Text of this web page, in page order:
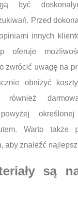
być
Przed
innych
oferuje
zwrócić uwagę na
obniżyć
również
powyżej
Warto także
aby znaleźć
są